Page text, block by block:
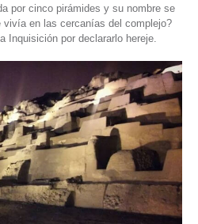
por cinco pirámides y su nombre se
vivía en las cercanías del complejo?
Inquisición por declararlo hereje.